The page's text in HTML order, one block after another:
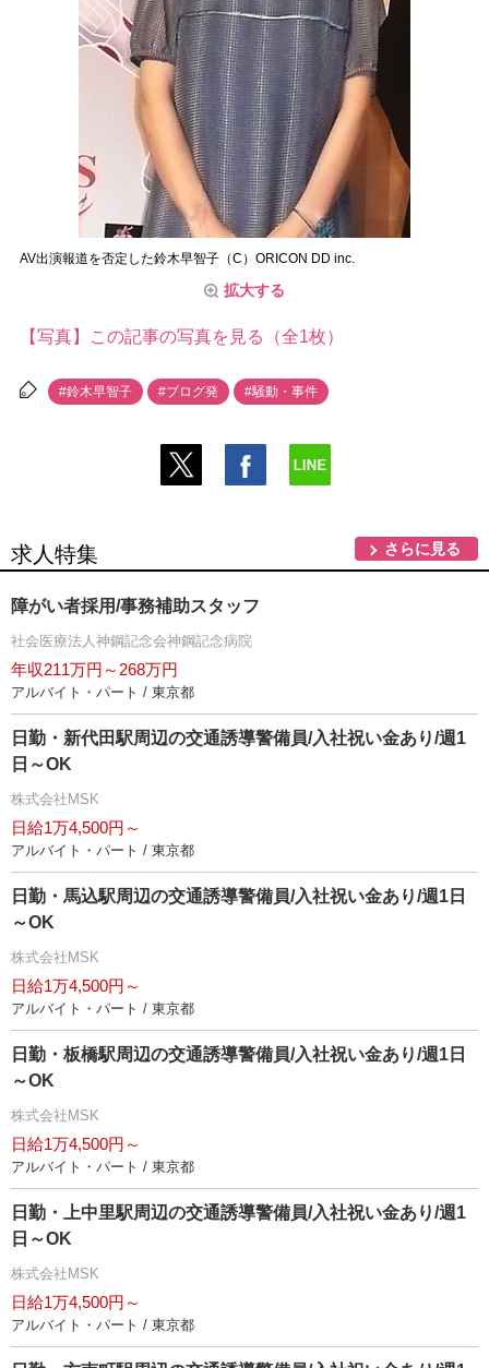
AV出演報道を否定した鈴木早智子（C）ORICON DD inc.
拡大する
【写真】この記事の写真を見る（全1枚）
#鈴木早智子 #ブログ発 #騒動・事件
求人特集 さらに見る
障がい者採用/事務補助スタッフ
社会医療法人神鋼記念会神鋼記念病院
年収211万円～268万円
アルバイト・パート / 東京都
日勤・新代田駅周辺の交通誘導警備員/入社祝い金あり/週1
日～OK
株式会社MSK
日給1万4,500円～
アルバイト・パート / 東京都
日勤・馬込駅周辺の交通誘導警備員/入社祝い金あり/週1日
～OK
株式会社MSK
日給1万4,500円～
アルバイト・パート / 東京都
日勤・板橋駅周辺の交通誘導警備員/入社祝い金あり/週1日
～OK
株式会社MSK
日給1万4,500円～
アルバイト・パート / 東京都
日勤・上中里駅周辺の交通誘導警備員/入社祝い金あり/週1
日～OK
株式会社MSK
日給1万4,500円～
アルバイト・パート / 東京都